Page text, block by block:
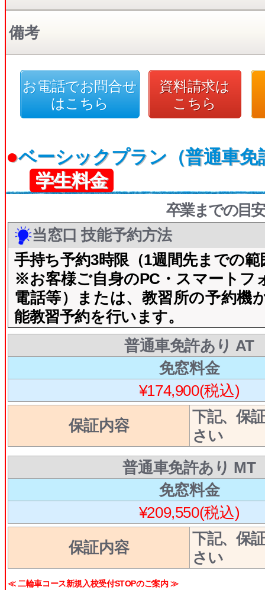
備考
お電話でお問合せ
はこちら
資料請求は
こちら
●ベーシックプラン（普通車免
学生料金
卒業までの目
当窓口 技能予約方法
手持ち予約3時限（1週間先までの範
※お客様ご自身のPC・スマートフ
電話等）または、教習所の予約機
能教習予約を行います。
普通車免許あり AT
免窓料金
¥174,900(税込)
保証内容
下記、保
さい
普通車免許あり MT
免窓料金
¥209,550(税込)
保証内容
下記、保
さい
≪ 二輪車コース新規入校受付STOPのご案内 ≫